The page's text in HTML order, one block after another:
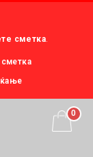
сметка.
сметка
0